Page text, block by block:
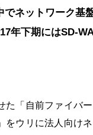
でネットワーク基
年下期にはSD-
た「自前ファイバ
をウリに法人向け